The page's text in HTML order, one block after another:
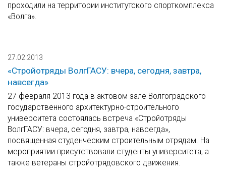
проходили на территории институтского спорткомплекса
«Волга».
27.02.2013
«Стройотряды ВолгГАСУ: вчера, сегодня, завтра,
навсегда»
27 февраля 2013 года в актовом зале Волгоградского
государственного архитектурно-строительного
университета состоялась встреча «Стройотряды
ВолгГАСУ: вчера, сегодня, завтра, навсегда»,
посвященная студенческим строительным отрядам. На
мероприятии присутствовали студенты университета, а
также ветераны стройотрядовского движения.